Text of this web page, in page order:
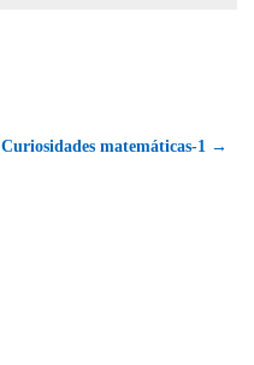
Curiosidades matemáticas-1 →